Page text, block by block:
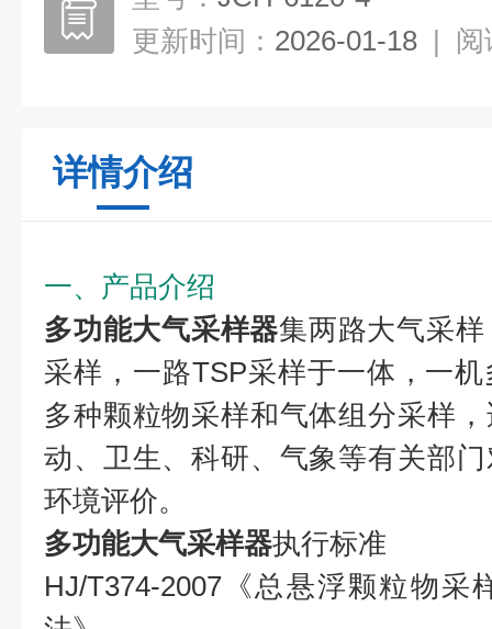
更新时间： 2026-01-18 | 阅
详情介绍
一、产品介绍
多功能大气采样器集两路大气采
采样，一路TSP采样于一体，一
多种颗粒物采样和气体组分采样
动、卫生、科研、气象等有关部
环境评价。
多功能大气采样器执行标准
HJ/T374-2007《总悬浮颗粒物采